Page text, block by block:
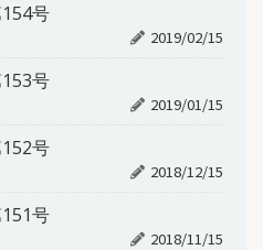
号
2019/02/15
号
2019/01/15
号
2018/12/15
号
2018/11/15